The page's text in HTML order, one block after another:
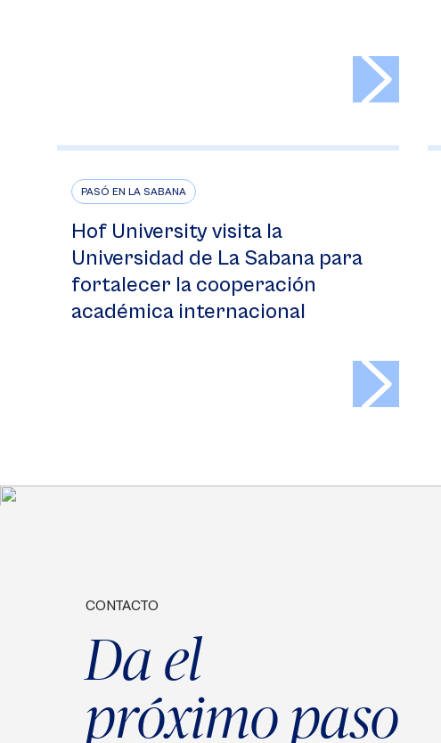
PASÓ EN LA SABANA
Hof University visita la
Universidad de La Sabana para
fortalecer la cooperación
académica internacional
CONTACTO
Da el
próximo paso